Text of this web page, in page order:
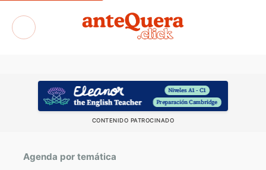
Exposiciones
CONTENIDO PATROCINADO
Agenda por temática